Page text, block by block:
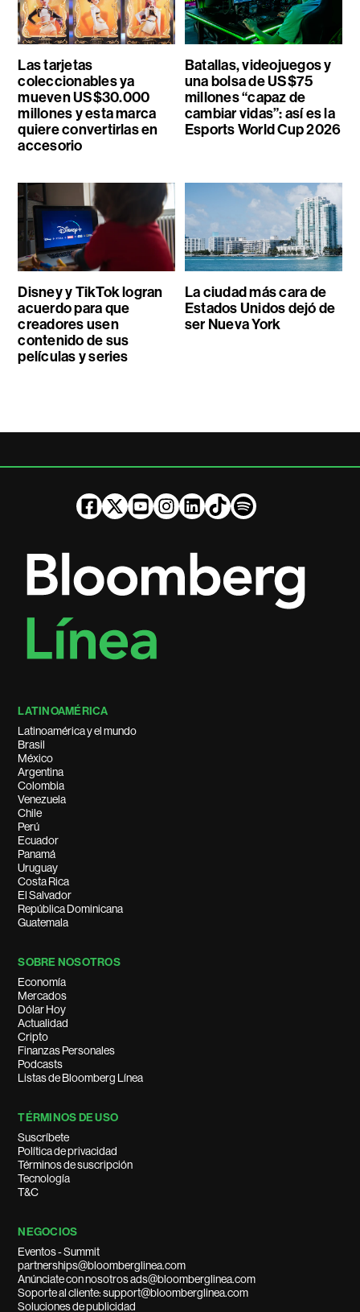
Las tarjetas
coleccionables ya
mueven US$30.000
millones y esta marca
quiere convertirlas en
accesorio
Batallas, videojuegos y
una bolsa de US$75
millones “capaz de
cambiar vidas”: así es la
Esports World Cup 2026
Disney y TikTok logran
acuerdo para que
creadores usen
contenido de sus
películas y series
La ciudad más cara de
Estados Unidos dejó de
ser Nueva York
LATINOAMÉRICA
Latinoamérica y el mundo
Brasil
México
Argentina
Colombia
Venezuela
Chile
Perú
Ecuador
Panamá
Uruguay
Costa Rica
El Salvador
República Dominicana
Guatemala
SOBRE NOSOTROS
Economía
Mercados
Dólar Hoy
Actualidad
Cripto
Finanzas Personales
Podcasts
Listas de Bloomberg Línea
TÉRMINOS DE USO
Suscríbete
Política de privacidad
Términos de suscripción
Tecnología
T&C
NEGOCIOS
Eventos - Summit
partnerships@bloomberglinea.com
Anúnciate con nosotros ads@bloomberglinea.com
Soporte al cliente: support@bloomberglinea.com
Soluciones de publicidad